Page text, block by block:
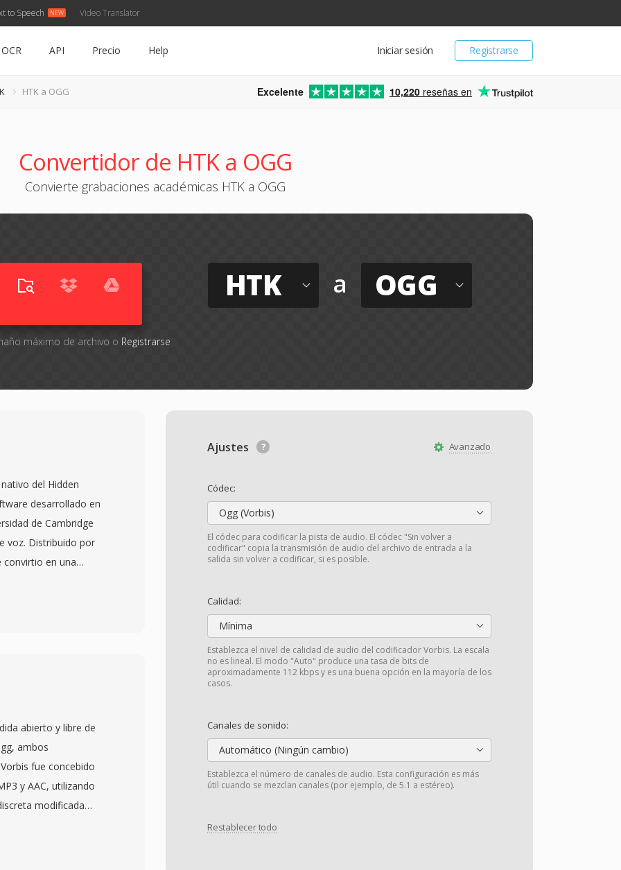
to Speech Video Translator
Registrarse
Iniciar sesión
OCR API Precio Help
HTK a OGG Excelente 10,220 reseñas en
Convertidor de HTK a OGG
Convierte grabaciones académicas HTK a OGG
máximo de archivo o Registrarse
HTK a OGG
Avanzado
Ajustes
Códec:
Ogg (Vorbis)
El códec para codificar la pista de audio. El códec "Sin volver a
codificar" copia la transmisión de audio del archivo de entrada a la
salida sin volver a codificar, si es posible.
Calidad:
Mínima
Establezca el nivel de calidad de audio del codificador Vorbis. La escala
no es lineal. El modo "Auto" produce una tasa de bits de
aproximadamente 112 kbps y es una buena opción en la mayoría de los
casos.
Canales de sonido:
Automático (Ningún cambio)
Establezca el número de canales de audio. Esta configuración es más
útil cuando se mezclan canales (por ejemplo, de 5.1 a estéreo).
Restablecer todo
del Hidden
desarrollado en
de Cambridge
voz. Distribuido por
convirtio en una
lingüística
de datos — las
de filtros. Está
transporte tanto
sin cambiar de
mínima evita relleno
unas pocas líneas
abierto y libre de
ambos
fue concebido
y AAC, utilizando
modificada
qué se adapta a